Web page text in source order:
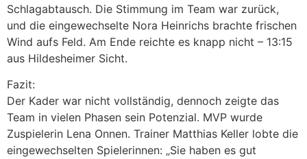
Schlagabtausch. Die Stimmung im Team war zurück,
und die eingewechselte Nora Heinrichs brachte frischen
Wind aufs Feld. Am Ende reichte es knapp nicht – 13:15
aus Hildesheimer Sicht.
Fazit:
Der Kader war nicht vollständig, dennoch zeigte das
Team in vielen Phasen sein Potenzial. MVP wurde
Zuspielerin Lena Onnen. Trainer Matthias Keller lobte die
eingewechselten Spielerinnen: „Sie haben es gut